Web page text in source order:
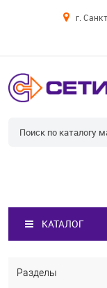
г.
КАТАЛОГ
Разделы